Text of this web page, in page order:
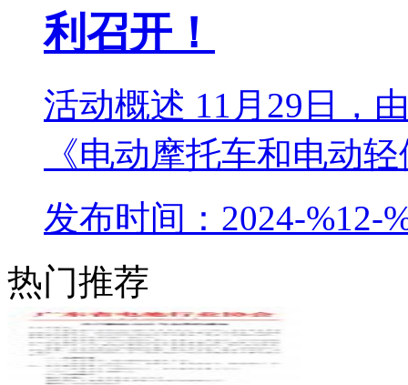
利召开！
活动概述 11月29日，
《电动摩托车和电动
发布时间：2024-%12-
热门推荐